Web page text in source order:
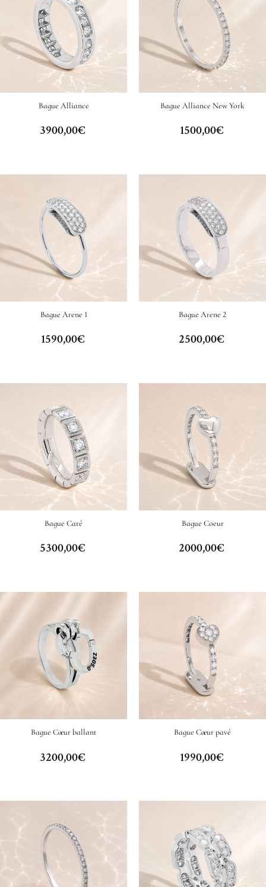
Bague Alliance
3900,00€
Bague Alliance New York
1500,00€
Bague Arene 1
1590,00€
Bague Arene 2
2500,00€
Bague Caré
5300,00€
Bague Coeur
2000,00€
Bague Cœur ballant
3200,00€
Bague Cœur pavé
1990,00€